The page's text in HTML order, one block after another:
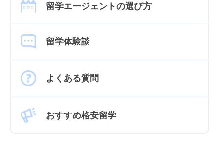
留学エージェントの選び方
留学体験談
よくある質問
おすすめ格安留学